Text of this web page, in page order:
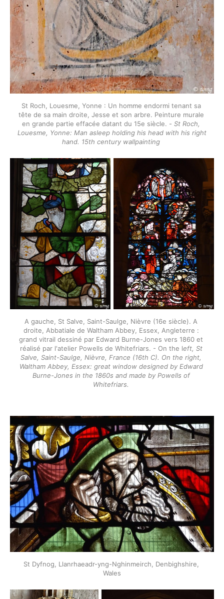
St Roch, Louesme, Yonne : Un homme endormi tenant sa
tête de sa main droite, Jesse et son arbre. Peinture murale
en grande partie effacée datant du 15e siècle. - St Roch,
Louesme, Yonne: Man asleep holding his head with his right
hand. 15th century wallpainting
A gauche, St Salve, Saint-Saulge, Nièvre (16e siècle). A
droite, Abbatiale de Waltham Abbey, Essex, Angleterre :
grand vitrail dessiné par Edward Burne-Jones vers 1860 et
réalisé par l'atelier Powells de Whitefriars. - On the left, St
Salve, Saint-Saulge, Nièvre, France (16th C). On the right,
Waltham Abbey, Essex: great window designed by Edward
Burne-Jones in the 1860s and made by Powells of
Whitefriars.
St Dyfnog, Llanrhaeadr-yng-Nghinmeirch, Denbighshire,
Wales